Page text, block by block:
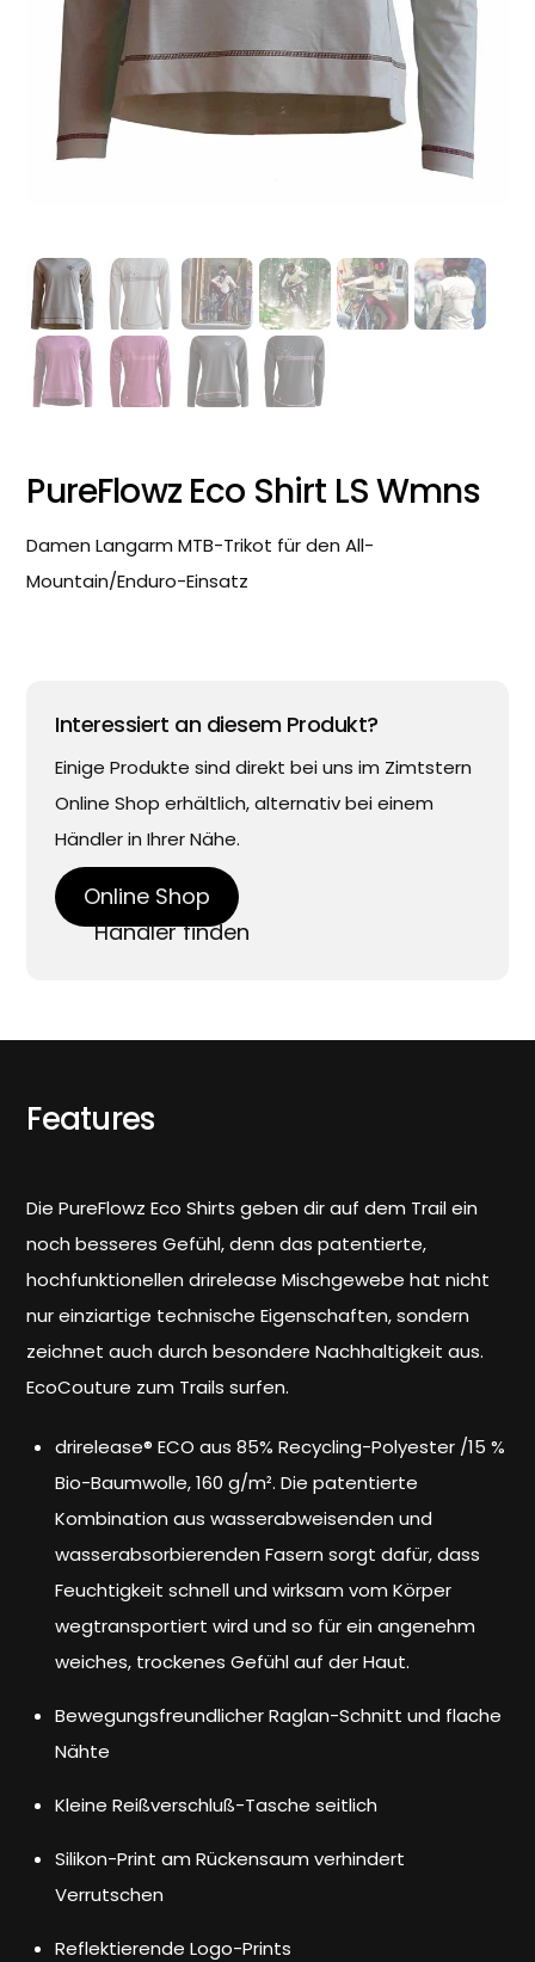
PureFlowz Eco Shirt LS Wmns
Damen Langarm MTB-Trikot für den All-
Mountain/Enduro-Einsatz
Interessiert an diesem Produkt?
Einige Produkte sind direkt bei uns im Zimtstern
Online Shop erhältlich, alternativ bei einem
Händler in Ihrer Nähe.
Online Shop
Händler finden
Features
Die PureFlowz Eco Shirts geben dir auf dem Trail ein
noch besseres Gefühl, denn das patentierte,
hochfunktionellen drirelease Mischgewebe hat nicht
nur einziartige technische Eigenschaften, sondern
zeichnet auch durch besondere Nachhaltigkeit aus.
EcoCouture zum Trails surfen.
drirelease® ECO aus 85% Recycling-Polyester /15 %
Bio-Baumwolle, 160 g/m². Die patentierte
Kombination aus wasserabweisenden und
wasserabsorbierenden Fasern sorgt dafür, dass
Feuchtigkeit schnell und wirksam vom Körper
wegtransportiert wird und so für ein angenehm
weiches, trockenes Gefühl auf der Haut.
Bewegungsfreundlicher Raglan-Schnitt und flache
Nähte
Kleine Reißverschluß-Tasche seitlich
Silikon-Print am Rückensaum verhindert
Verrutschen
Reflektierende Logo-Prints